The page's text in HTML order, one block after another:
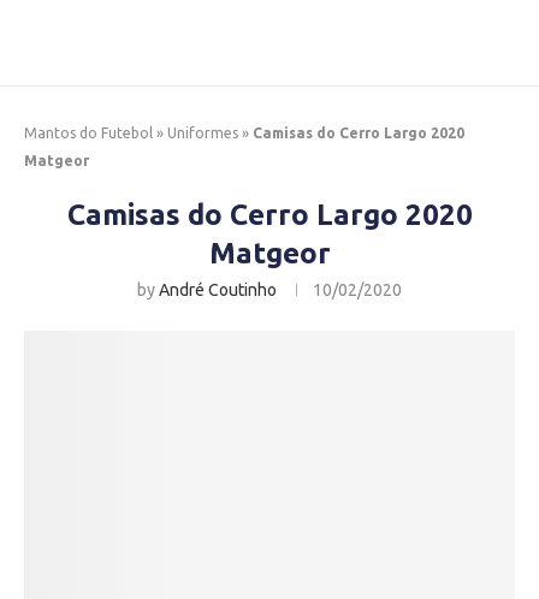
Mantos do Futebol » Uniformes » Camisas do Cerro Largo 2020
Matgeor
Camisas do Cerro Largo 2020
Matgeor
byAndré Coutinho 10/02/2020